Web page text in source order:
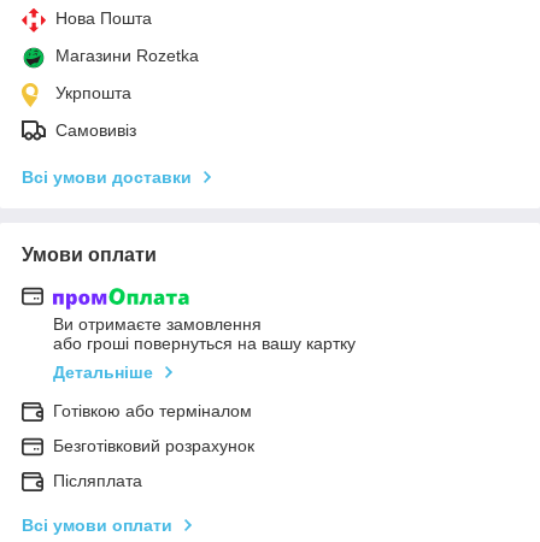
Нова Пошта
Магазини Rozetka
Укрпошта
Самовивіз
Всі умови доставки
Умови оплати
Ви отримаєте замовлення
або гроші повернуться на вашу картку
Детальніше
Готівкою або терміналом
Безготівковий розрахунок
Післяплата
Всі умови оплати